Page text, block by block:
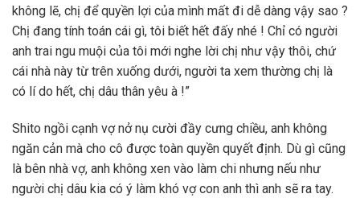
không lẽ, chị để quyền lợi của mình mất đi dễ dàng vậy sao ?
Chị đang tính toán cái gì, tôi biết hết đấy nhé ! Chỉ có người
anh trai ngu muội của tôi mới nghe lời chị như vậy thôi, chứ
cái nhà này từ trên xuống dưới, người ta xem thường chị là
có lí do hết, chị dâu thân yêu à !”
Shito ngồi cạnh vợ nở nụ cười đầy cưng chiều, anh không
ngăn cản mà cho cô được toàn quyền quyết định. Dù gì cũng
là bên nhà vợ, anh không xen vào làm chi nhưng nếu như
người chị dâu kia có ý làm khó vợ con anh thì anh sẽ ra tay.